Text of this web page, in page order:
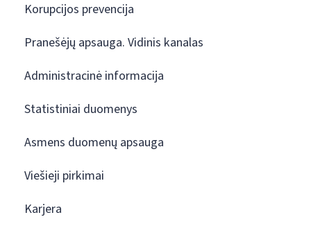
Korupcijos prevencija
Pranešėjų apsauga. Vidinis kanalas
Administracinė informacija
Statistiniai duomenys
Asmens duomenų apsauga
Viešieji pirkimai
Karjera